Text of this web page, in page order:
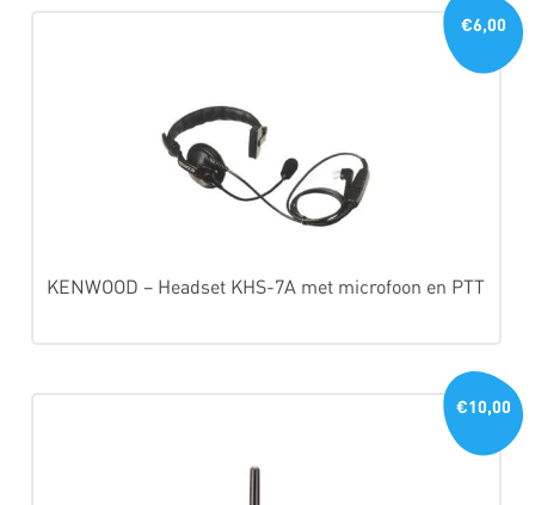
KENWOOD – Headset KHS-7A met microfoon en PTT
€6,00
€10,00